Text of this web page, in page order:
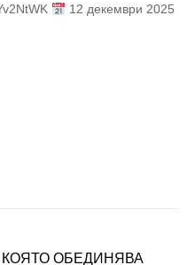
12 декември 2025
ОБЕДИНЯВА